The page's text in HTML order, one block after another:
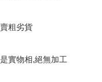
粗劣貨
實物相,絕無加工